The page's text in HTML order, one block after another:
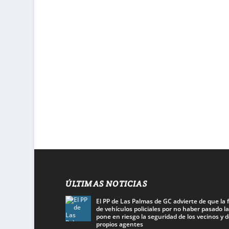
ÚLTIMAS NOTICIAS
El PP de Las Palmas de GC advierte de que la
de vehículos policiales por no haber pasado
pone en riesgo la seguridad de los vecinos y
propios agentes